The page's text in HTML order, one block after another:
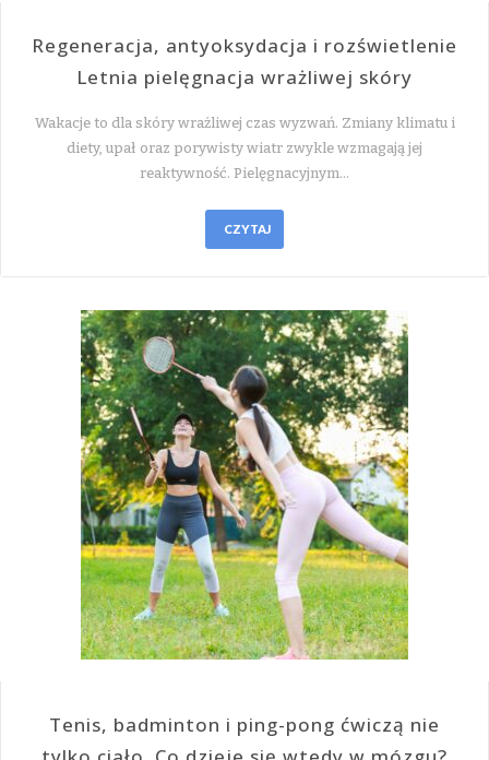
Regeneracja, antyoksydacja i rozświetlenie
Letnia pielęgnacja wrażliwej skóry
Wakacje to dla skóry wrażliwej czas wyzwań. Zmiany klimatu i
diety, upał oraz porywisty wiatr zwykle wzmagają jej
reaktywność. Pielęgnacyjnym…
CZYTAJ
Tenis, badminton i ping-pong ćwiczą nie